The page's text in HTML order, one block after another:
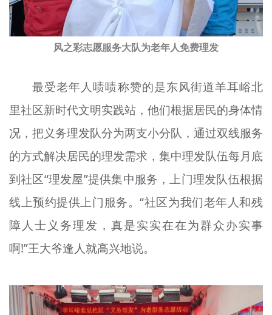
风之彩志愿服务大队为老年人免费理发
最受老年人啧啧称赞的是东风街道羊耳峪北
里社区新时代文明实践站，他们根据居民的身体情
况，把义务理发队分为两支小分队，通过双线服务
的方式解决居民的理发需求，集中理发队伍每月底
到社区“理发屋”提供集中服务，上门理发队伍根据
线上预约提供上门服务。“社区为我们老年人和残
障人士义务理发，真是实实在在为群众办实事
啊!”王大爷逢人就高兴地说。